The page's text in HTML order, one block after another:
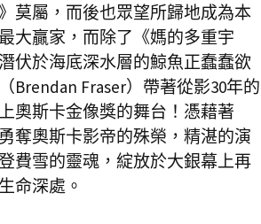
莫屬，而後也眾望所歸地成為本
大贏家，而除了《媽的多重宇
伏於海底深水層的鯨魚正蠢蠢欲
Brendan Fraser）帶著從影30年的
奧斯卡金像獎的舞台！憑藉著
奪奧斯卡影帝的殊榮，精湛的演
費雪的靈魂，綻放於大銀幕上再
命深處。